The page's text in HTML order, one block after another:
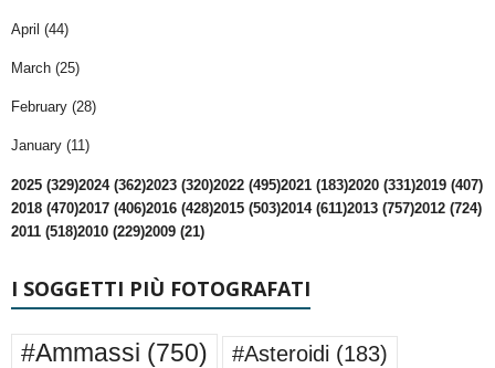
April (44)
March (25)
February (28)
January (11)
2025 (329)2024 (362)2023 (320)2022 (495)2021 (183)2020 (331)2019 (407)
2018 (470)2017 (406)2016 (428)2015 (503)2014 (611)2013 (757)2012 (724)
2011 (518)2010 (229)2009 (21)
I SOGGETTI PIÙ FOTOGRAFATI
#Ammassi (750) #Asteroidi (183)